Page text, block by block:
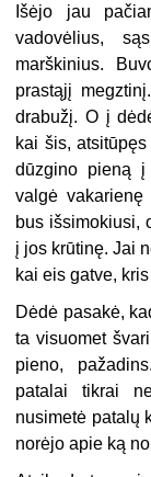
Išėjo jau
vadovėlius,
marškinius.
prastąjį
drabužį. O į
kai šis,
dūzgino pieną į
valgė vakarienę
bus išsimokiusi,
į jos krūtinę. Jai
kai eis gatve,
Dėdė pasakė,
ta visuomet
pieno,
patalai tikrai
nusimetė patalų
norėjo apie ką